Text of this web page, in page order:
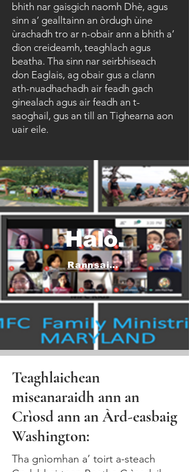
bhith nar gaisgich naomh Dhè, agus
sinn a’ gealltainn an òrdugh ùine
ùrachadh tro ar n-obair ann a bhith a’
dìon creideamh, teaghlach agus
beatha. Tha sinn nar seirbhiseach
don Eaglais, ag obair gus a clann
ath-nuadhachadh air feadh gach
ginealach agus air feadh an t-
saoghail, gus an till an Tighearna aon
uair eile.
Halò.
Rannsaich
Teaghlaichean
miseanaraidh ann an
Crìosd ann an Àrd-easbaig
Washington:
Tha gnìomhan a’ toirt a-steach